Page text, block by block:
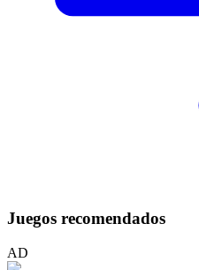
Juegos recomendados
AD